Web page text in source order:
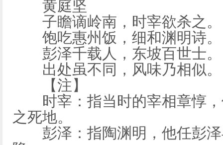
黄庭坚
子瞻谪岭南，时宰欲杀之。
饱吃惠州饭，细和渊明诗。
彭泽千载人，东坡百世士。
出处虽不同，风味乃相似。
【注】
时宰：指当时的宰相章惇，
之死地。
彭泽：指陶渊明，他任彭泽